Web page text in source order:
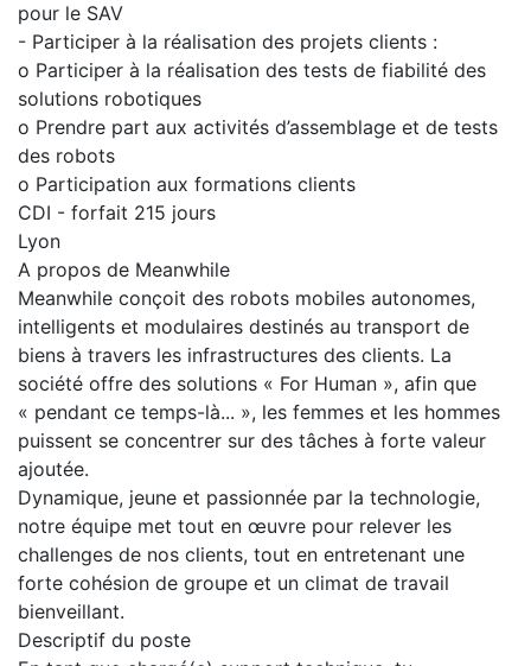
pour le SAV
- Participer à la réalisation des projets clients :
o Participer à la réalisation des tests de fiabilité des
solutions robotiques
o Prendre part aux activités d’assemblage et de tests
des robots
o Participation aux formations clients
CDI - forfait 215 jours
Lyon
A propos de Meanwhile
Meanwhile conçoit des robots mobiles autonomes,
intelligents et modulaires destinés au transport de
biens à travers les infrastructures des clients. La
société offre des solutions « For Human », afin que
« pendant ce temps-là... », les femmes et les hommes
puissent se concentrer sur des tâches à forte valeur
ajoutée.
Dynamique, jeune et passionnée par la technologie,
notre équipe met tout en œuvre pour relever les
challenges de nos clients, tout en entretenant une
forte cohésion de groupe et un climat de travail
bienveillant.
Descriptif du poste